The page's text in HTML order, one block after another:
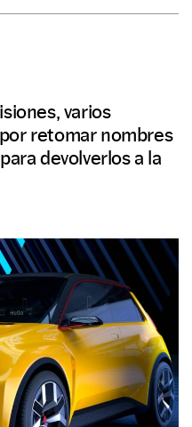
varios
retomar nombres
devolverlos a la